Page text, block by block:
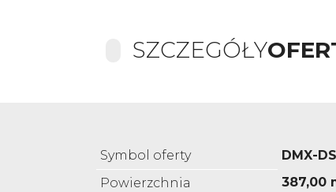
SZCZEGÓŁY
Symbol oferty
DMX-
Powierzchnia
387,00